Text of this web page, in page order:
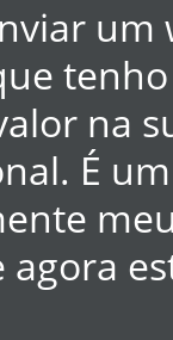
um
na
É
agora